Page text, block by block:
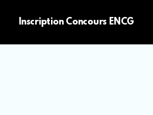
Inscription Concours ENCG